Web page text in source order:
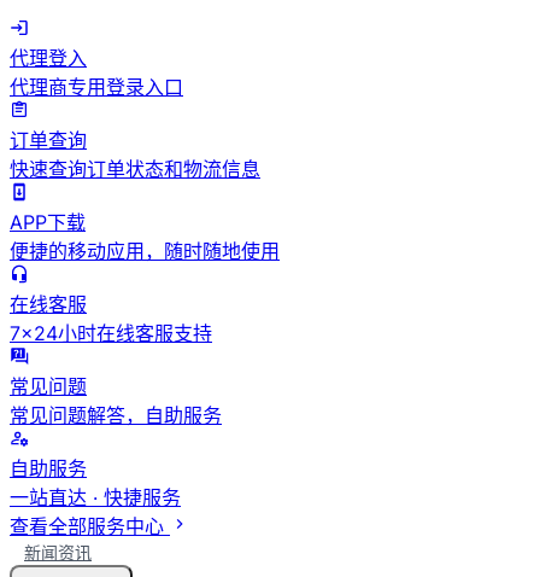
代理登入
代理商专用登录入口
订单查询
快速查询订单状态和物流信息
APP下载
便捷的移动应用，随时随地使用
在线客服
7×24小时在线客服支持
常见问题
常见问题解答，自助服务
自助服务
一站直达 · 快捷服务
查看全部服务中心
新闻资讯